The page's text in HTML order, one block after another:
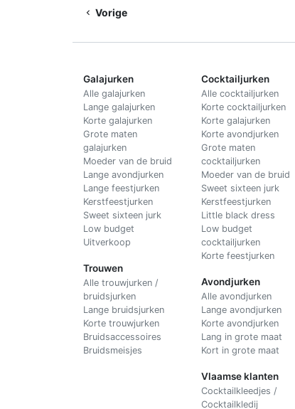
Vorige
Galajurken
Alle galajurken
Lange galajurken
Korte galajurken
Grote maten
galajurken
Moeder van de bruid
Lange avondjurken
Lange feestjurken
Kerstfeestjurken
Sweet sixteen jurk
Low budget
Uitverkoop
Trouwen
Alle trouwjurken /
bruidsjurken
Lange bruidsjurken
Korte trouwjurken
Bruidsaccessoires
Bruidsmeisjes
Cocktailjurken
Alle cocktailjurken
Korte cocktailjurken
Korte galajurken
Korte avondjurken
Grote maten
cocktailjurken
Moeder van de bruid
Sweet sixteen jurk
Kerstfeestjurken
Little black dress
Low budget
cocktailjurken
Korte feestjurken
Avondjurken
Alle avondjurken
Lange avondjurken
Korte avondjurken
Lang in grote maat
Kort in grote maat
Vlaamse klanten
Cocktailkleedjes /
Cocktailkledij